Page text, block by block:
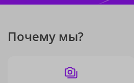
Почему мы?